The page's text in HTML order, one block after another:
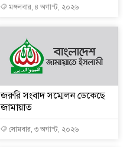
মঙ্গলবার, ৪ অগাস্ট, ২০২৬
জরুরি সংবাদ সম্মেলন ডেকেছে
জামায়াত
সোমবার, ৩ অগাস্ট, ২০২৬